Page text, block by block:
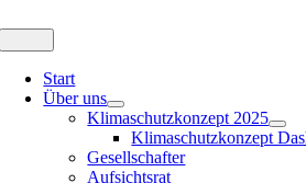
springen
Navigation
Start
Über uns
Klimaschutzkonzept 2025
Klimaschutzkonzept
Gesellschafter
Aufsichtsrat